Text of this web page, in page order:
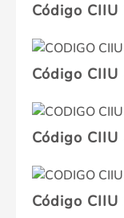
Código
Código
Código
Código